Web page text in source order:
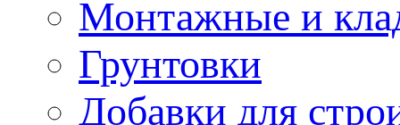
Монтажные и
Грунтовки
Добавки для